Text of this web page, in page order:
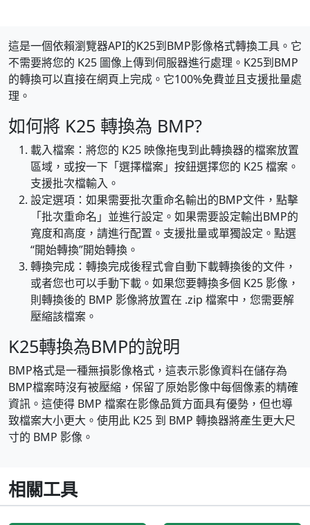
這是一個依賴瀏覽器API的K25到BMP影像格式轉換工具。它
不需要將您的 K25 圖像上傳到伺服器進行處理。K25到BMP
的轉換可以直接在網頁上完成。它100%免費並且支援批量處
理。
如何將 K25 轉換為 BMP?
載入檔案：將您的 K25 映像拖曳到此轉換器的檔案放置
區域，或按一下「選擇檔案」按鈕選擇您的 K25 檔案。
支援批次檔輸入。
設定選項：如果需要批次重命名輸出的BMP文件，點擊
「批次重命名」並進行設定。如果需要設定輸出BMP的
寬度和高度，請進行配置。支援批量或單獨設定。點選
“開始轉換”開始轉換。
轉換完成：轉換完成後程式會自動下載轉換後的文件，
或者您也可以手動下載。如果您要轉換多個 K25 影像，
則轉換後的 BMP 影像將放置在 .zip 檔案中，您需要解
壓縮該檔案。
K25轉換為BMP的說明
BMP格式是一種無損影像格式，這表示影像資料在儲存為
BMP檔案時沒有被壓縮，保留了原始影像中每個像素的精確
資訊。這使得 BMP 檔案在影像品質方面具有優勢，但也導
致檔案大小更大。使用此 K25 到 BMP 轉換器將產生更大尺
寸的 BMP 影像。
相關工具